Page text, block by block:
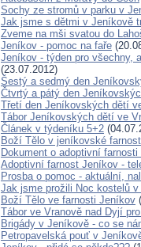
Sochy ze stromů v parku v
Jak jsme s dětmi v Jeníkově
Zveme na mši svatou do
Jeníkov - pomoc na faře
Jeníkov - týden pro všechny,
(23.07.2012)
Šestý a sedmý den
Čtvrtý a pátý den
Třetí den Jeníkovských dětí
Tábor Jeníkovských dětí ve
Článek v týdeníku 5+2
Boží Tělo v jeníkovské
Dokument o adoptivní
Adoptivní farnost Jeníkov -
Prosba o pomoc - aktuální,
Jak jsme prožili Noc kostelů
Boží Tělo ve farnosti Jeníkov
Tábor ve Vranově nad Dyjí
Brigády v Jeníkově - co se
Petropavelská pouť v